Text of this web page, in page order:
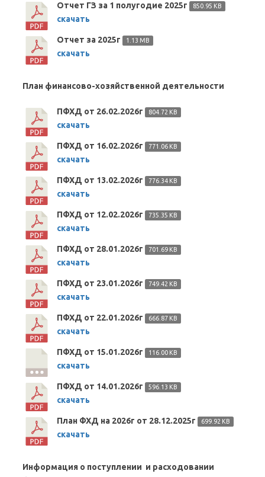
Отчет ГЗ за 1 полугодие 2025г 850.95 KB
скачать
Отчет за 2025г 1.13 MB
скачать
План финансово-хозяйственной деятельности
ПФХД от 26.02.2026г 804.72 KB
скачать
ПФХД от 16.02.2026г 771.06 KB
скачать
ПФХД от 13.02.2026г 776.34 KB
скачать
ПФХД от 12.02.2026г 735.35 KB
скачать
ПФХД от 28.01.2026г 701.69 KB
скачать
ПФХД от 23.01.2026г 749.42 KB
скачать
ПФХД от 22.01.2026г 666.87 KB
скачать
ПФХД от 15.01.2026г 116.00 KB
скачать
ПФХД от 14.01.2026г 596.13 KB
скачать
План ФХД на 2026г от 28.12.2025г 699.92 KB
скачать
Информация о поступлении и расходовании